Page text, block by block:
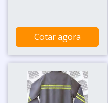
Cotar agora